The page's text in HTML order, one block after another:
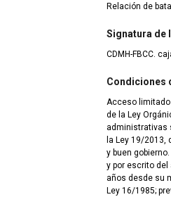
Relación de
Signatura de
CDMH-FBCC.
Condiciones
Acceso limitado
de la Ley
administrativas
la Ley 19/
y buen
y por escrito
años desde su
Ley 16/1985;